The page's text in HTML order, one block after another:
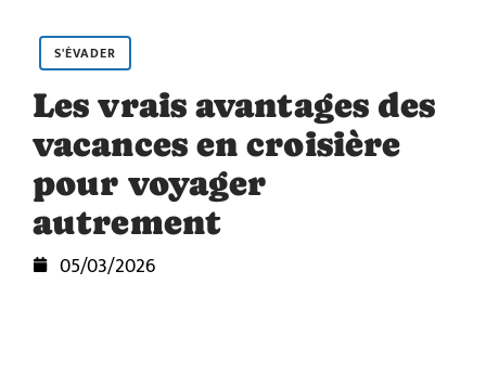
S'ÉVADER
Les vrais avantages des
vacances en croisière
pour voyager
autrement
05/03/2026